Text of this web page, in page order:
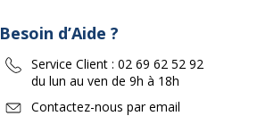
Besoin d’Aide ?
Service Client : 02 69 62 52 92
du lun au ven de 9h à 18h
Contactez-nous par email